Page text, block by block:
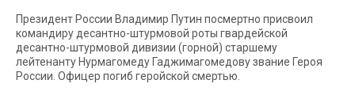
Президент России Владимир Путин посмертно присвоил
командиру десантно-штурмовой роты гвардейской
десантно-штурмовой дивизии (горной) старшему
лейтенанту Нурмагомеду Гаджимагомедову звание Героя
России. Офицер погиб геройской смертью.